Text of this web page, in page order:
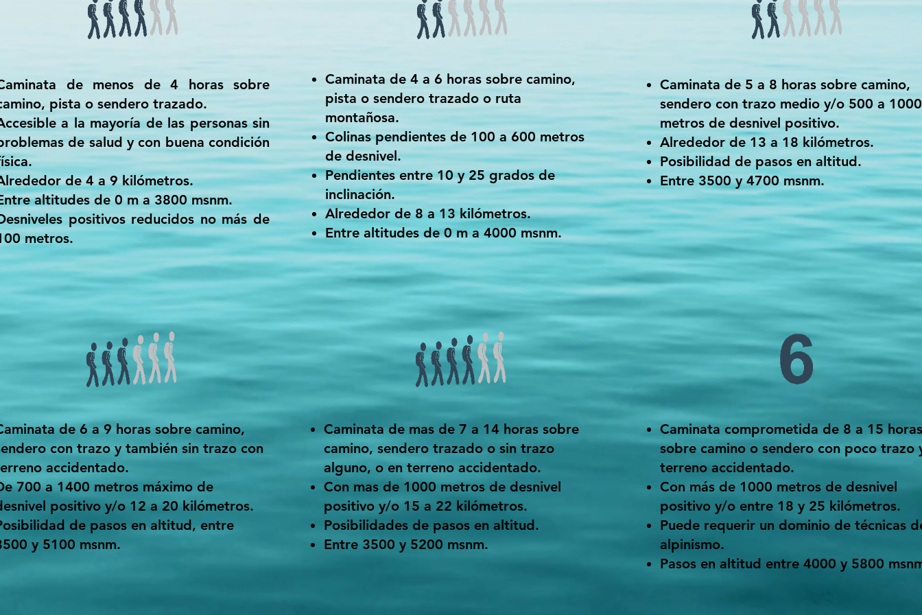
de menos de 4 horas sobre
pista o sendero trazado.
a la mayoría de las personas sin
de salud y con buena condición
de 4 a 9 kilómetros.
altitudes de 0 m a 3800 msnm.
positivos reducidos no más de
metros.
de 6 a 9 horas sobre camino,
con trazo y también sin trazo con
accidentado.
700 a 1400 metros máximo de
positivo y/o 12 a 20 kilómetros.
de pasos en altitud, entre
y 5100 msnm.
Caminata de 4 a 6 horas sobre camino,
pista o sendero trazado o ruta
montañosa.
Colinas pendientes de 100 a 600 metros
de desnivel.
Pendientes entre 10 y 25 grados de
inclinación.
Alrededor de 8 a 13 kilómetros.
Entre altitudes de 0 m a 4000 msnm.
Caminata de mas de 7 a 14 horas sobre
camino, sendero trazado o sin trazo
alguno, o en terreno accidentado.
Con mas de 1000 metros de desnivel
positivo y/o 15 a 22 kilómetros.
Posibilidades de pasos en altitud.
Entre 3500 y 5200 msnm.
Caminata de 5 a 8 horas sobre camino,
sendero con trazo medio y/o 500 a 1000
metros de desnivel positivo.
Alrededor de 13 a 18 kilómetros.
Posibilidad de pasos en altitud.
Entre 3500 y 4700 msnm.
Caminata comprometida de 8 a 15 horas
sobre camino o sendero con poco trazo
terreno accidentado.
Con más de 1000 metros de desnivel
positivo y/o entre 18 y 25 kilómetros.
Puede requerir un dominio de técnicas
alpinismo.
Pasos en altitud entre 4000 y 5800